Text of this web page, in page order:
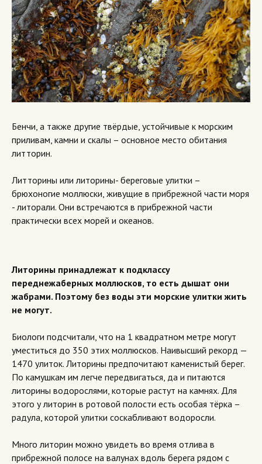
Бенчи, а также другие твёрдые, устойчивые к морским
приливам, камни и скалы – основное место обитания
литторин.
Литторины или литорины- береговые улитки –
брюхоногие моллюски, живущие в прибрежной части моря
- литорали. Они встречаются в прибрежной части
практически всех морей и океанов.
Литорины принадлежат к подклассу
переднежаберных моллюсков, то есть дышат они
жабрами. Поэтому без воды эти морские улитки жить
не могут.
Биологи подсчитали, что на 1 квадратном метре могут
уместиться до 350 этих моллюсков. Наивысший рекорд —
1470 улиток. Литорины предпочитают каменистый берег.
По камушкам им легче передвигаться, да и питаются
литорины водорослями, которые растут на камнях. Для
этого у литорин в ротовой полости есть особая тёрка –
радула, которой улитки соскабливают водоросли.
Много литорин можно увидеть во время отлива в
прибрежной полосе на валунах вдоль берега рядом с